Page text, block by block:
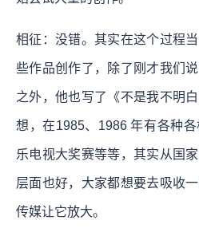
相征：没错。其实在这个过程
些作品创作了，除了刚才我们
之外，他也写了《不是我不明
想，在1985、1986 年有各种
乐电视大奖赛等等，其实从国
层面也好，大家都想要去吸收
传媒让它放大。